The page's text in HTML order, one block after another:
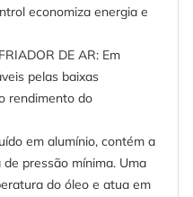
economiza energia e
DE AR: Em
pelas baixas
rendimento do
em alumínio, contém a
pressão mínima. Uma
do óleo e atua em